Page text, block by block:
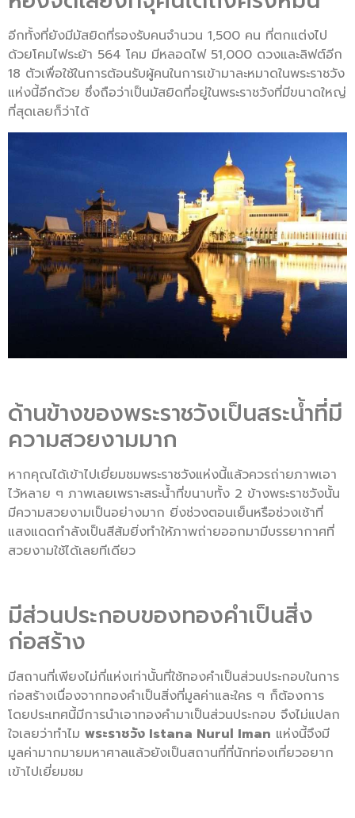
อีกทั้งที่ยังมีมัสยิดที่รองรับคนจำนวน 1,500 คน ที่ตกแต่งไป
ด้วยโคมไฟระย้า 564 โคม มีหลอดไฟ 51,000 ดวงและลิฟต์อีก
18 ตัวเพื่อใช้ในการต้อนรับผู้คนในการเข้ามาละหมาดในพระราชวัง
แห่งนี้อีกด้วย ซึ่งถือว่าเป็นมัสยิดที่อยู่ในพระราชวังที่มีขนาดใหญ่
ที่สุดเลยก็ว่าได้
ด้านข้างของพระราชวังเป็นสระน้ำที่มี
ความสวยงามมาก
หากคุณได้เข้าไปเยี่ยมชมพระราชวังแห่งนี้แล้วควรถ่ายภาพเอา
ไว้หลาย ๆ ภาพเลยเพราะสระน้ำที่ขนาบทั้ง 2 ข้างพระราชวังนั้น
มีความสวยงามเป็นอย่างมาก ยิ่งช่วงตอนเย็นหรือช่วงเช้าที่
แสงแดดกำลังเป็นสีส้มยิ่งทำให้ภาพถ่ายออกมามีบรรยากาศที่
สวยงามใช้ได้เลยทีเดียว
มีส่วนประกอบของทองคำเป็นสิ่ง
ก่อสร้าง
มีสถานที่เพียงไม่กี่แห่งเท่านั้นที่ใช้ทองคำเป็นส่วนประกอบในการ
ก่อสร้างเนื่องจากทองคำเป็นสิ่งที่มูลค่าและใคร ๆ ก็ต้องการ
โดยประเทศนี้มีการนำเอาทองคำมาเป็นส่วนประกอบ จึงไม่แปลก
ใจเลยว่าทำไม พระราชวัง Istana Nurul Iman แห่งนี้จึงมี
มูลค่ามากมายมหาศาลแล้วยังเป็นสถานที่ที่นักท่องเที่ยวอยาก
เข้าไปเยี่ยมชม